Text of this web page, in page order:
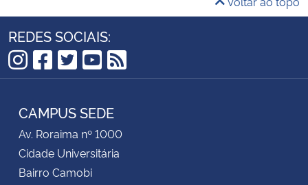
REDES SOCIAIS:
Instagram
Facebook
Twitter
YouTube
RSS
CAMPUS SEDE
Av. Roraima nº 1000
Cidade Universitária
Bairro Camobi